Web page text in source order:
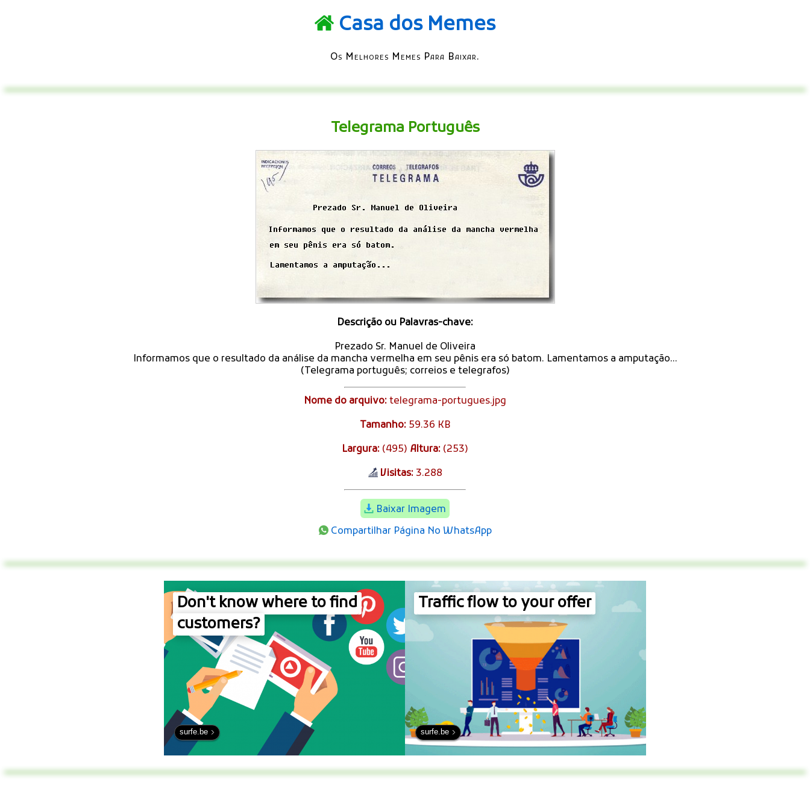
Casa dos Memes
Os Melhores Memes Para Baixar.
Telegrama Português
Descrição ou Palavras-chave:
Prezado Sr. Manuel de Oliveira
Informamos que o resultado da análise da mancha vermelha em seu pênis era só batom. Lamentamos a amputação...
(Telegrama português; correios e telegrafos)
Nome do arquivo: telegrama-portugues.jpg
Tamanho:59.36 KB
Largura: (495) Altura: (253)
Visitas:3.288
Baixar Imagem
Compartilhar Página No WhatsApp
Don't know where to find
customers?
surfe.be
Traffic flow to your offer
surfe.be